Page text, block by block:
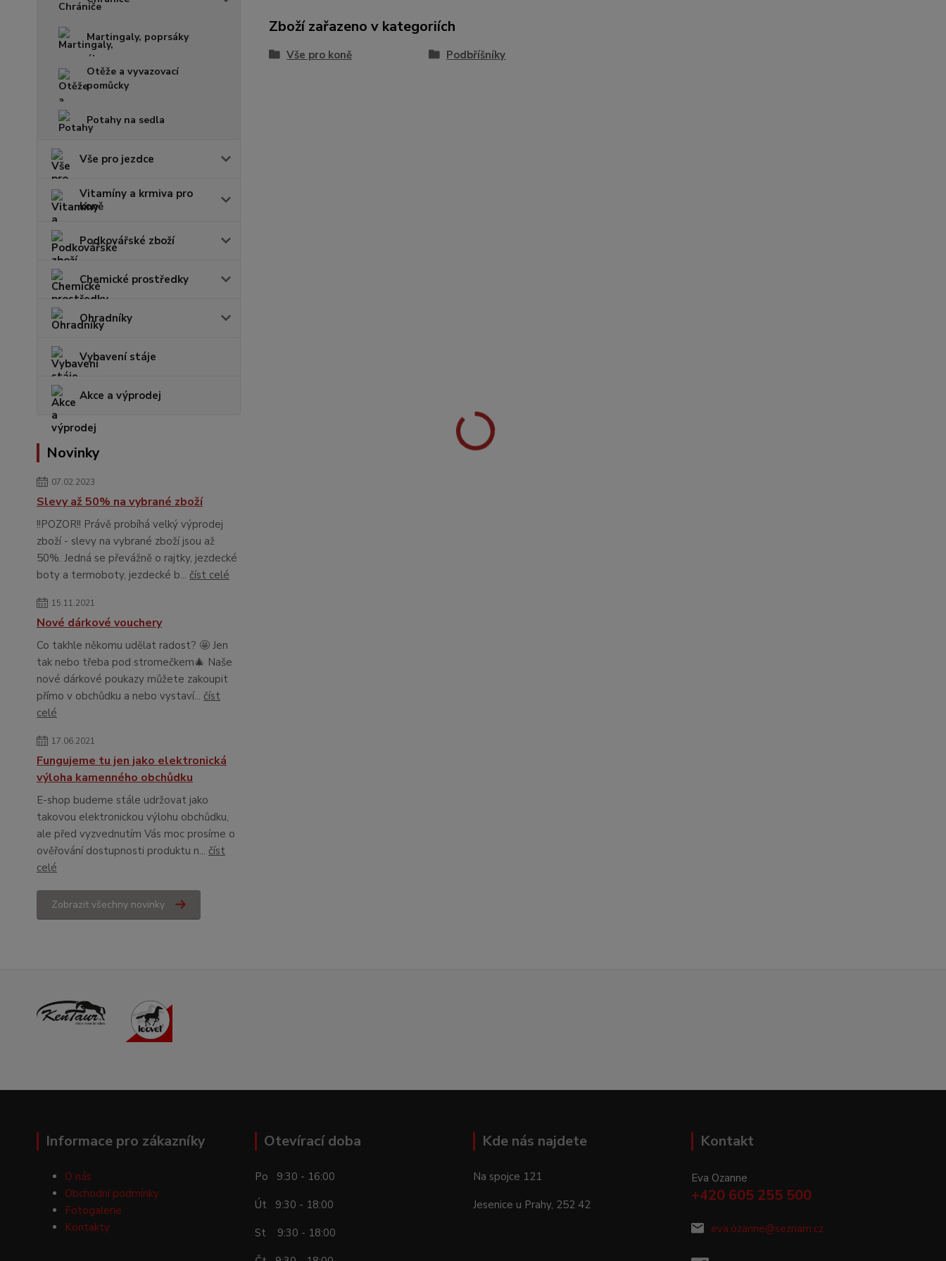
Martingaly, poprsáky
Otěže a vyvazovací
pomůcky
Potahy na sedla
Vše pro jezdce
Vitamíny a krmiva pro
koně
Podkovářské zboží
Chemické prostředky
Ohradníky
Vybavení stáje
Akce a výprodej
Novinky
07.02.2023
Slevy až 50% na vybrané zboží
!!POZOR!! Právě probíhá velký výprodej
zboží - slevy na vybrané zboží jsou až
50%. Jedná se převážně o rajtky, jezdecké
boty a termoboty, jezdecké b... číst celé
15.11.2021
Nové dárkové vouchery
Co takhle někomu udělat radost? 🤩 Jen
tak nebo třeba pod stromečkem🎄 Naše
nové dárkové poukazy můžete zakoupit
přímo v obchůdku a nebo vystaví... číst
celé
17.06.2021
Fungujeme tu jen jako elektronická
výloha kamenného obchůdku
E-shop budeme stále udržovat jako
takovou elektronickou výlohu obchůdku,
ale před vyzvednutím Vás moc prosíme o
ověřování dostupnosti produktu n... číst
celé
Zobrazit všechny novinky
Zboží zařazeno v kategoriích
Vše pro koně Podbříšníky
Informace pro zákazníky
O nás
Obchodní podmínky
Fotogalerie
Kontakty
Otevírací doba
Po 9:30 - 16:00
Út 9:30 - 18:00
St 9:30 - 18:00
Kde nás najdete
Na spojce 121
Jesenice u Prahy, 252 42
Kontakt
Eva Ozanne
+420 605 255 500
eva.ozanne@seznam.cz